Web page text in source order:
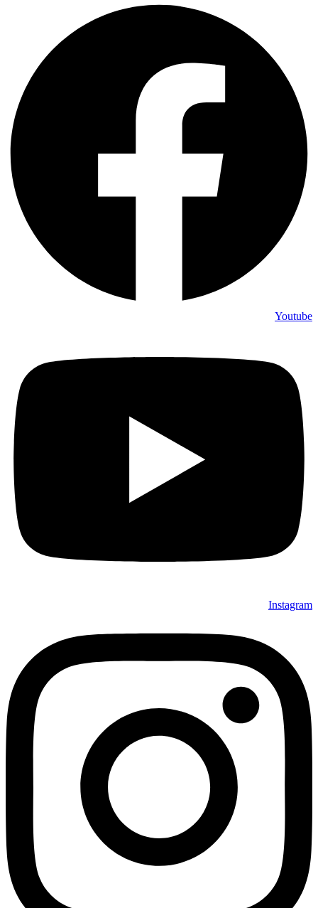
Youtube
Instagram